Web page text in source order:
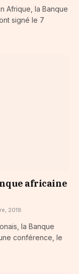
Afrique, la Banque
signé le 7
africaine
2018
la Banque
conférence, le